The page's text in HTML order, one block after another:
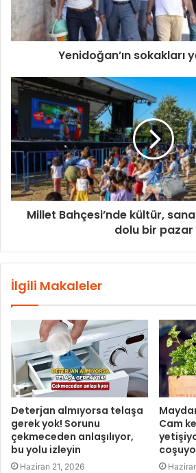
Yenidoğan’ın sokakları
Millet Bahçesi’nde kültür,
dolu bir pazar
İlgili Makaleler
Deterjan almıyorsa telaşa
gerek yok! Sorunu
çekmeceden anlaşılıyor,
bu yolu izleyin
Haziran 21, 2026
Cam